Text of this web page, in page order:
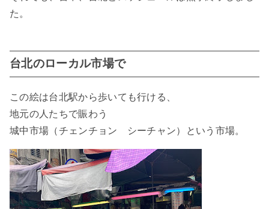
た。
台北のローカル市場で
この絵は台北駅から歩いても行ける、
地元の人たちで賑わう
城中市場（チェンチョン シーチャン）という市場。